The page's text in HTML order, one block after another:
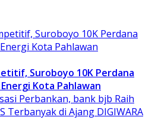
Suroboyo 10K Perdana
Kota Pahlawan